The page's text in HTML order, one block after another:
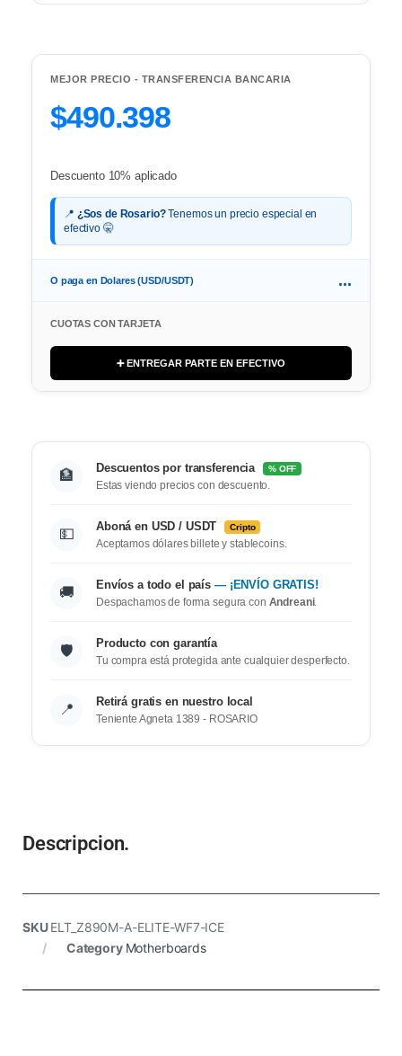
MEJOR PRECIO - TRANSFERENCIA BANCARIA
$490.398
Descuento 10% aplicado
📍 ¿Sos de Rosario?Tenemos un precio especial en
efectivo 🤫
O paga en Dolares (USD/USDT) ...
CUOTAS CON TARJETA
➕ ENTREGAR PARTE EN EFECTIVO
🏦 Descuentos por transferencia % OFF
Estas viendo precios con descuento.
💵 Aboná en USD / USDT Cripto
Aceptamos dólares billete y stablecoins.
🚚 Envíos a todo el país — ¡ENVÍO GRATIS!
Despachamos de forma segura con Andreani.
🛡️ Producto con garantía
Tu compra está protegida ante cualquier desperfecto.
📍 Retirá gratis en nuestro local
Teniente Agneta 1389 - ROSARIO
Descripcion.
SKUELT_Z890M-A-ELITE-WF7-ICE
Category Motherboards